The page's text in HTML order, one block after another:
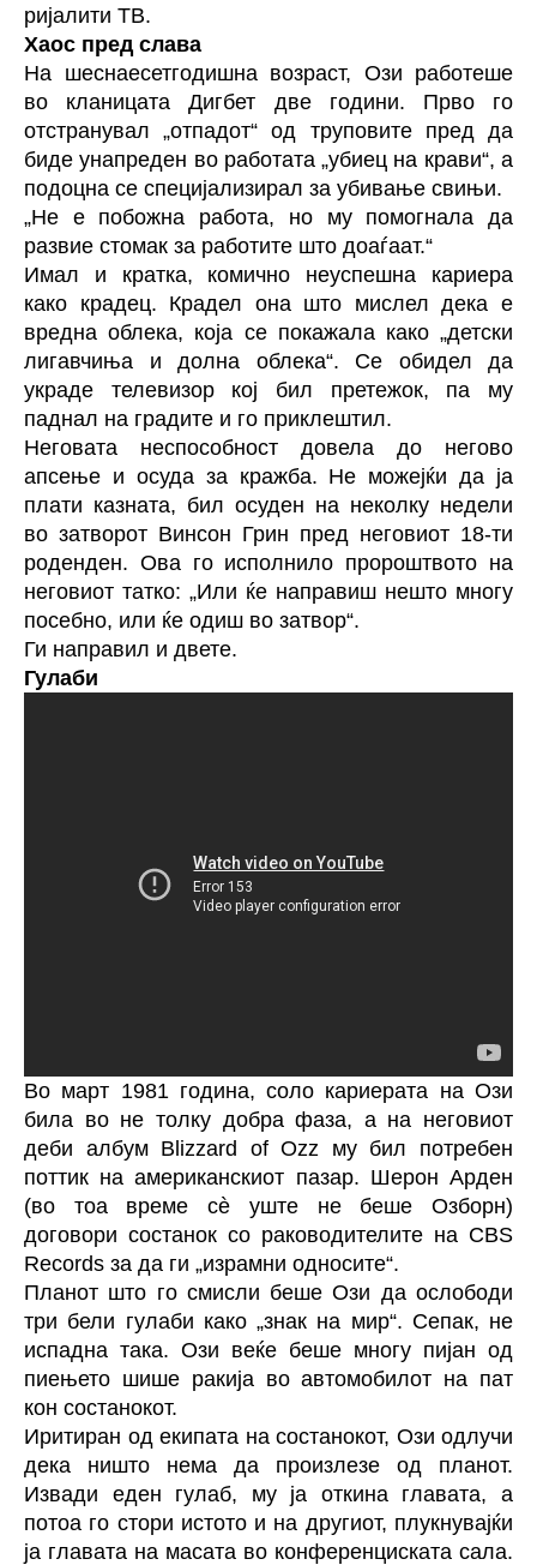
ријалити ТВ.
Хаос пред слава
На шеснаесетгодишна возраст, Ози работеше
во кланицата Дигбет две години. Прво го
отстранувал „отпадот“ од труповите пред да
биде унапреден во работата „убиец на крави“, а
подоцна се специјализирал за убивање свињи.
„Не е побожна работа, но му помогнала да
развие стомак за работите што доаѓаат.“
Имал и кратка, комично неуспешна кариера
како крадец. Крадел она што мислел дека е
вредна облека, која се покажала како „детски
лигавчиња и долна облека“. Се обидел да
украде телевизор кој бил претежок, па му
паднал на градите и го приклештил.
Неговата неспособност довела до негово
апсење и осуда за кражба. Не можејќи да ја
плати казната, бил осуден на неколку недели
во затворот Винсон Грин пред неговиот 18-ти
роденден. Ова го исполнило пророштвото на
неговиот татко: „Или ќе направиш нешто многу
посебно, или ќе одиш во затвор“.
Ги направил и двете.
Гулаби
Во март 1981 година, соло кариерата на Ози
била во не толку добра фаза, а на неговиот
деби албум Blizzard of Ozz му бил потребен
поттик на американскиот пазар. Шерон Арден
(во тоа време сè уште не беше Озборн)
договори состанок со раководителите на CBS
Records за да ги „израмни односите“.
Планот што го смисли беше Ози да ослободи
три бели гулаби како „знак на мир“. Сепак, не
испадна така. Ози веќе беше многу пијан од
пиењето шише ракија во автомобилот на пат
кон состанокот.
Иритиран од екипата на состанокот, Ози одлучи
дека ништо нема да произлезе од планот.
Извади еден гулаб, му ја откина главата, а
потоа го стори истото и на другиот, плукнувајќи
ја главата на масата во конференциската сала.